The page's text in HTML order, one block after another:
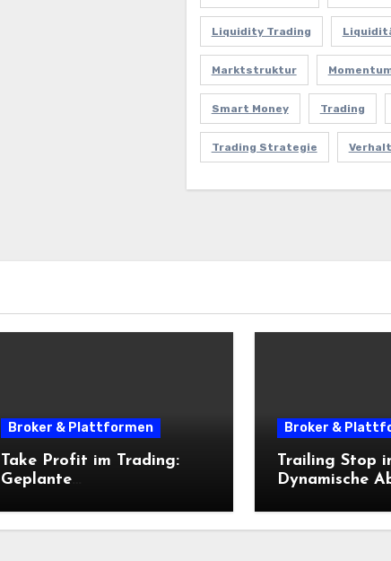
Liquidity Trading
Marktstruktur
Smart Money Trading
Trading Strategie
Broker & Plattformen
Take Profit im Trading:
Geplante
spontaner Entscheidungen
Broker &
Trailing Stop
Dynamische